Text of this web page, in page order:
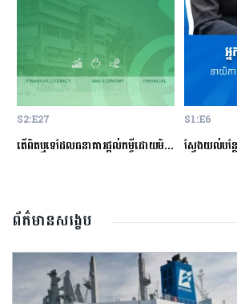
S2:E27
តើពិតឬទេដែលធនាគារផ្ដល់កម្ចីដោយមិនសិក្សាលើលទ្ធភាពសងត្រឡប់?
S1:E6
ព័ត៌មានសង្ខេប